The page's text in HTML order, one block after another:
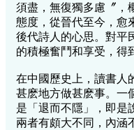
須盡，無復獨多慮〞，
態度，從晉代至今，愈
後代詩人的心思。對平
的積極奮鬥和享受，得
在中國歷史上，讀書人
甚麽地方做甚麽事。一
是「退而不隱」，即是
兩者有頗大不同，內涵